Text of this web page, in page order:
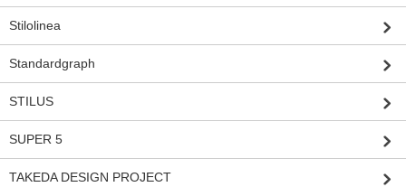
Stilolinea
Standardgraph
STILUS
SUPER 5
TAKEDA DESIGN PROJECT